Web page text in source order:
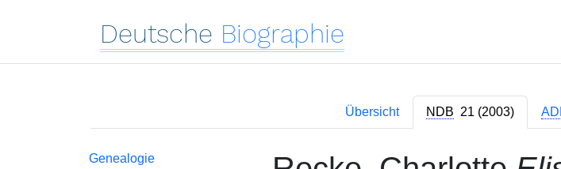
Deutsche Biographie
Übersicht NDB 21 (2003)
Genealogie